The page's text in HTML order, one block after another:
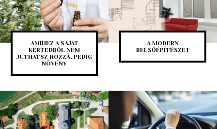
AMIHEZ A SAJÁT
KERTEDBŐL NEM
JUTHATSZ HOZZÁ, PEDIG
NÖVÉNY
A MODERN
BELSŐÉPÍTÉSZET